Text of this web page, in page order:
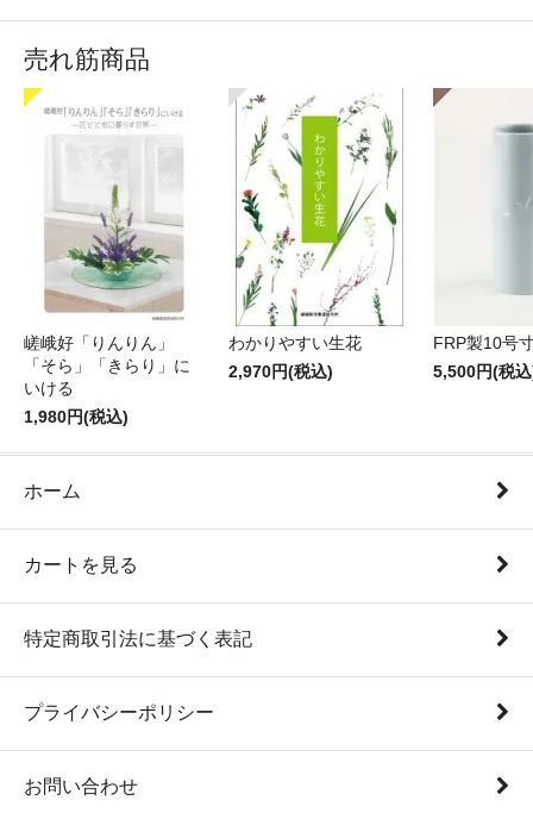
売れ筋商品
嵯峨好「りんりん」
「そら」「きらり」に
いける
1,980円(税込)
わかりやすい生花
2,970円(税込)
FRP製10号
5,500円(税
ホーム
カートを見る
特定商取引法に基づく表記
プライバシーポリシー
お問い合わせ